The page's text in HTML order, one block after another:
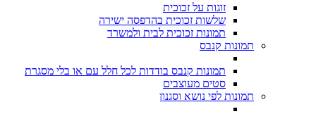
זוגות על זכוכית
שלשות זכוכית בהדפסה ישירה
תמונות זכוכית לבית ולמשרד
תמונות קנבס
תמונות קנבס בודדות לכל חלל עם או בלי מסגרת
סטים מעוצבים
תמונות לפי נושא וסגנון